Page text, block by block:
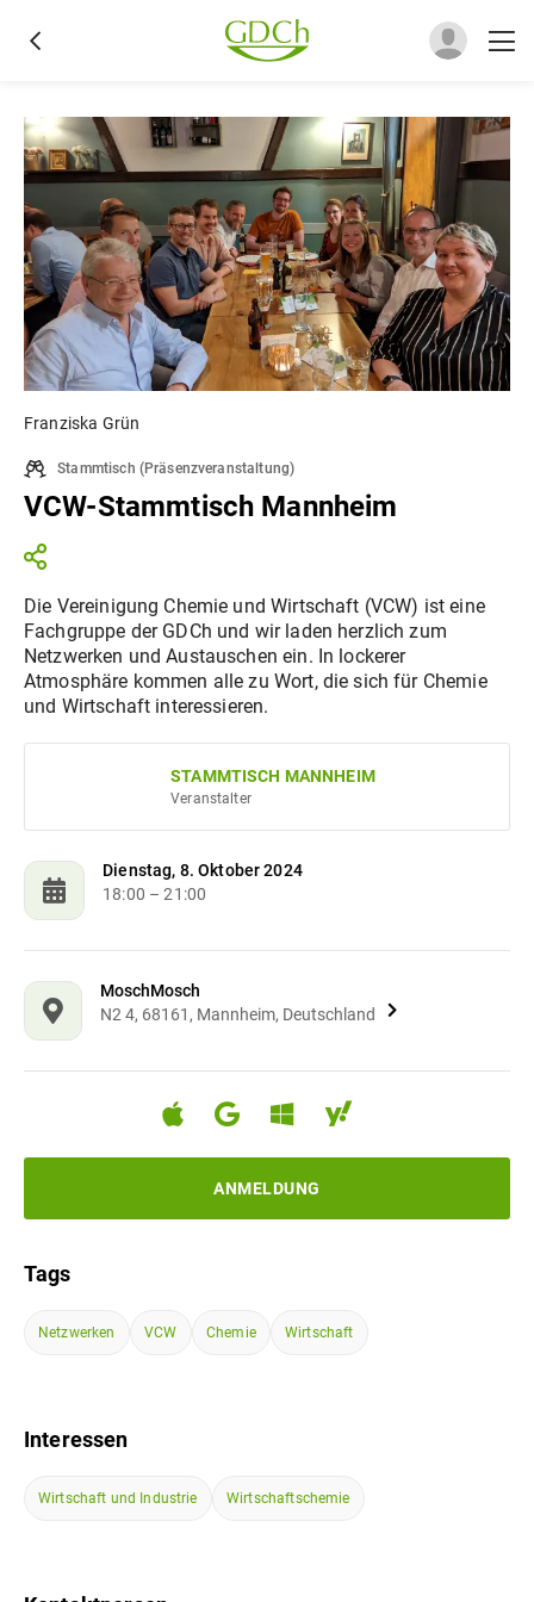
Franziska Grün
Stammtisch (Präsenzveranstaltung)
VCW-Stammtisch Mannheim
Die Vereinigung Chemie und Wirtschaft (VCW) ist eine
Fachgruppe der GDCh und wir laden herzlich zum
Netzwerken und Austauschen ein. In lockerer
Atmosphäre kommen alle zu Wort, die sich für Chemie
und Wirtschaft interessieren.
Veranstalter
STAMMTISCH MANNHEIM
Dienstag, 8. Oktober 2024
18:00 – 21:00
MoschMosch
N2 4, 68161, Mannheim, Deutschland
ANMELDUNG
Tags
Netzwerken VCW Chemie Wirtschaft
Interessen
Wirtschaft und Industrie Wirtschaftschemie